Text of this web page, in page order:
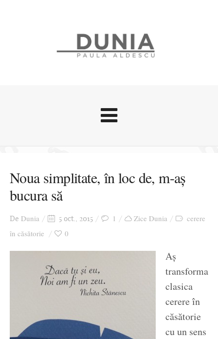
Stari afective
Zice Dunia
Cursuri povestite
Noua simplitate, în loc de, m-aș
bucura să
De Dunia 5 oct., 2015 1 Zice Dunia
cerere
în căsătorie
0
Aș
transforma
clasica
cerere în
căsătorie
cu un sens